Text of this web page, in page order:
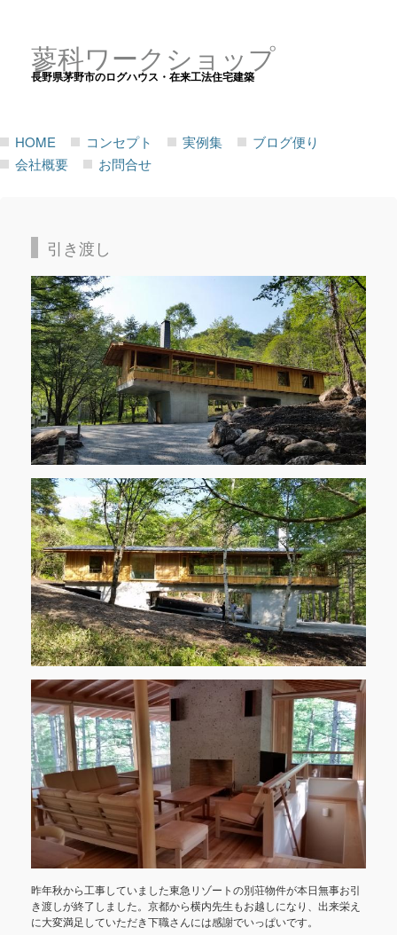
蓼科ワークショップ
長野県茅野市のログハウス・在来工法住宅建築
HOME コンセプト 実例集
ブログ便り
会社概要
お問合せ
引き渡し
昨年秋から工事していました東急リゾートの別荘物件が本日無事お引
き渡しが終了しました。京都から横内先生もお越しになり、出来栄え
に大変満足していただき下職さんには感謝でいっぱいです。